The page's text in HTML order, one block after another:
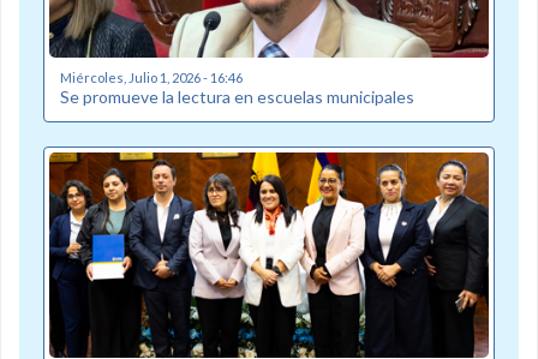
Miércoles, Julio 1, 2026 - 16:46
Se promueve la lectura en escuelas municipales